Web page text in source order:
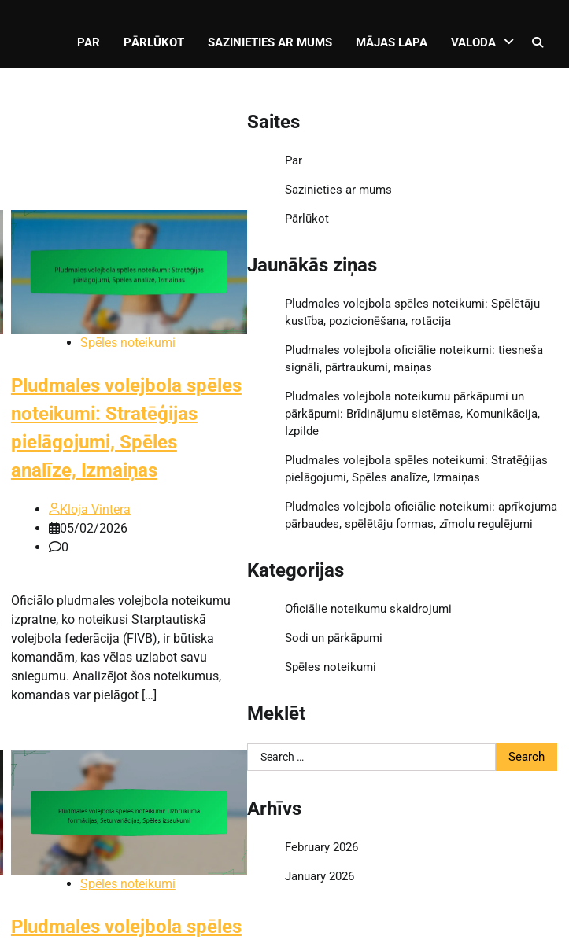
PAR PĀRLŪKOT SAZINIETIES AR MUMS MĀJAS LAPA VALODA
Spēles noteikumi
Pludmales volejbola spēles
noteikumi: Stratēģijas
pielāgojumi, Spēles
analīze, Izmaiņas
Kloja Vintera
05/02/2026
0
Oficiālo pludmales volejbola noteikumu
izpratne, ko noteikusi Starptautiskā
volejbola federācija (FIVB), ir būtiska
komandām, kas vēlas uzlabot savu
sniegumu. Analizējot šos noteikumus,
komandas var pielāgot […]
Spēles noteikumi
Pludmales volejbola spēles
Saites
Par
Sazinieties ar mums
Pārlūkot
Jaunākās ziņas
Pludmales volejbola spēles noteikumi: Spēlētāju
kustība, pozicionēšana, rotācija
Pludmales volejbola oficiālie noteikumi: tiesneša
signāli, pārtraukumi, maiņas
Pludmales volejbola noteikumu pārkāpumi un
pārkāpumi: Brīdinājumu sistēmas, Komunikācija,
Izpilde
Pludmales volejbola spēles noteikumi: Stratēģijas
pielāgojumi, Spēles analīze, Izmaiņas
Pludmales volejbola oficiālie noteikumi: aprīkojuma
pārbaudes, spēlētāju formas, zīmolu regulējumi
Kategorijas
Oficiālie noteikumu skaidrojumi
Sodi un pārkāpumi
Spēles noteikumi
Meklēt
Search
for:
Arhīvs
February 2026
January 2026